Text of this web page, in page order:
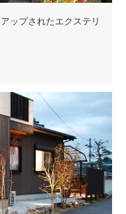
ップされたエクステリ